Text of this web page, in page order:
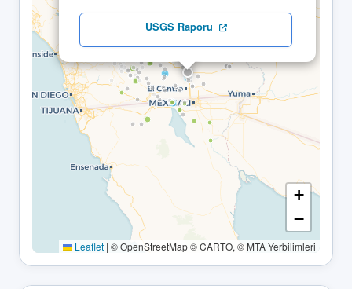
USGS Raporu
+
−
Leaflet | © OpenStreetMap © CARTO, © MTA Yerbilimleri